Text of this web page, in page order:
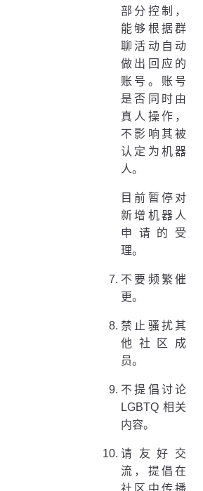
部分控制，
能够根据群
聊活动自动
做出回应的
账号。账号
是否同时由
真人操作，
不影响其被
认定为机器
人。
目前暂停对
新增机器人
申请的受
理。
不要频繁催
更。
禁止骚扰其
他社区成
员。
不提倡讨论
LGBTQ 相关
内容。
请友好交
流，提倡在
社区中传播